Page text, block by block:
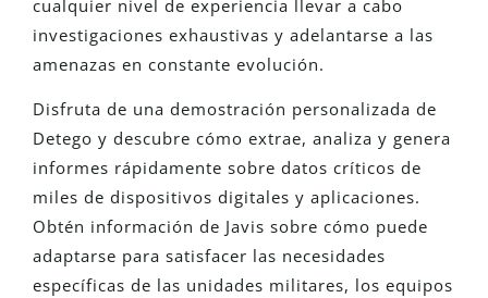
cualquier nivel de experiencia llevar a cabo
investigaciones exhaustivas y adelantarse a las
amenazas en constante evolución.
Disfruta de una demostración personalizada de
Detego y descubre cómo extrae, analiza y genera
informes rápidamente sobre datos críticos de
miles de dispositivos digitales y aplicaciones.
Obtén información de Javis sobre cómo puede
adaptarse para satisfacer las necesidades
específicas de las unidades militares, los equipos